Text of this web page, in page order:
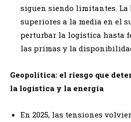
siguen siendo limitantes.
superiores a la media en el
perturbar la logística hasta
las primas y la
Geopolítica: el riesgo que
la logística y la energía
En 2025, las tensiones